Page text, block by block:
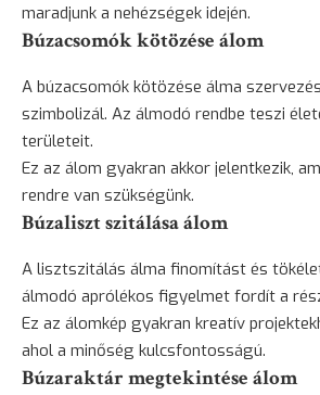
maradjunk a nehézségek idején.
Búzacsomók kötözése álom
A búzacsomók kötözése álma
szimbolizál. Az álmodó rendbe teszi
területeit.
Ez az álom gyakran akkor jelentkezik,
rendre van szükségünk.
Búzaliszt szitálása álom
A lisztszitálás álma finomítást és
álmodó aprólékos figyelmet fordít a
Ez az álomkép gyakran kreatív
ahol a minőség kulcsfontosságú.
Búzaraktár megtekintése álom